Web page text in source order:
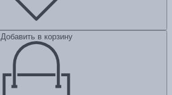
Добавить в корзину